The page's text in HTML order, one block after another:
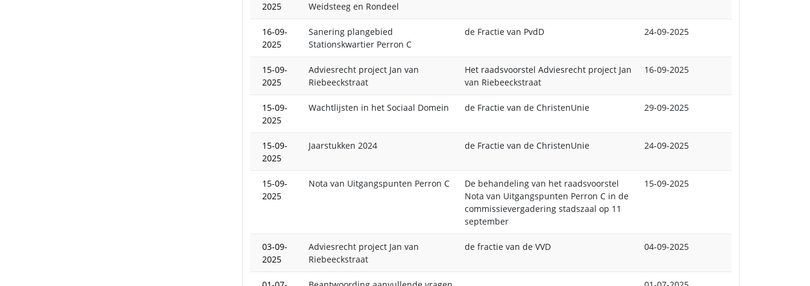
2025
Weidsteeg en Rondeel
16-09-
2025
Sanering plangebied
Stationskwartier Perron C
de Fractie van PvdD 24-09-2025
15-09-
2025
Adviesrecht project Jan van
Riebeeckstraat
Het raadsvoorstel Adviesrecht project Jan
van Riebeeckstraat
16-09-2025
15-09-
2025
Wachtlijsten in het Sociaal Domein de Fractie van de ChristenUnie 29-09-2025
15-09-
2025
Jaarstukken 2024 de Fractie van de ChristenUnie 24-09-2025
15-09-
2025
Nota van Uitgangspunten Perron C
De behandeling van het raadsvoorstel
Nota van Uitgangspunten Perron C in de
commissievergadering stadszaal op 11
september
15-09-2025
03-09-
2025
Adviesrecht project Jan van
Riebeeckstraat
de fractie van de VVD 04-09-2025